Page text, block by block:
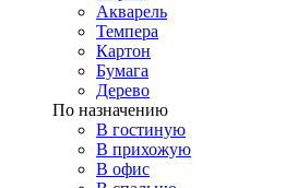
Акварель
Темпера
Картон
Бумага
Дерево
По назначению
В гостиную
В прихожую
В офис